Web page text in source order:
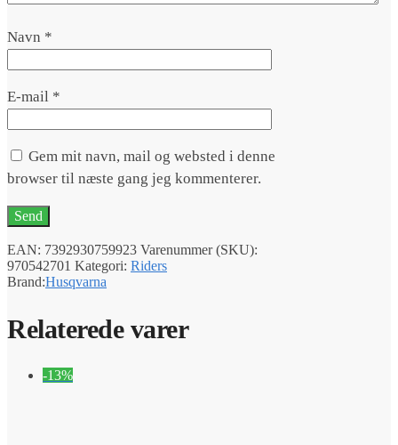
Navn *
E-mail *
Gem mit navn, mail og websted i denne
browser til næste gang jeg kommenterer.
EAN: 7392930759923 Varenummer (SKU):
970542701 Kategori: Riders
Brand:Husqvarna
Relaterede varer
-13%